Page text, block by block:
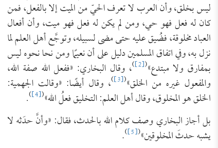
ليس بخلق، وأن العرب لا تعرف الحيّ من الميت إلا بالفعل، فمن
كان له فعل فهو حي، ومن لم يكن له فعل فهو ميت، وأن أفعال
العباد مخلوقة، فضُيق عليه حتى مضى لسبيله، وتوجَّع أهل العلم لما
نزل به، وفي اتفاق المسلمين دليل على أن نعيمًا ومن نحا نحوه ليس
بمفارق ولا مبتدع»(
[2]
)، وقال البخاري: «ففعل الله صفة الله،
والمفعول غيره من الخلق»(
[3]
)، وقال أيضًا: «وقالت الجهمية:
الخلق هو المخلوق، وقال أهل العلم: التخليق فعلُ الله»(
[4]
)
.
بل أجاز البخاري وصف كلام الله بالحدث، فقال: «وأنَّ حدَثه لا
يشبه حدثَ المخلوقين»(
[5]
)
.